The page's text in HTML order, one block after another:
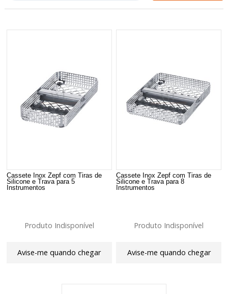
Cassete Inox Zepf com Tiras de
Silicone e Trava para 5
Instrumentos
Produto Indisponível
Avise-me quando chegar
Cassete Inox Zepf com Tiras de
Silicone e Trava para 8
Instrumentos
Produto Indisponível
Avise-me quando chegar